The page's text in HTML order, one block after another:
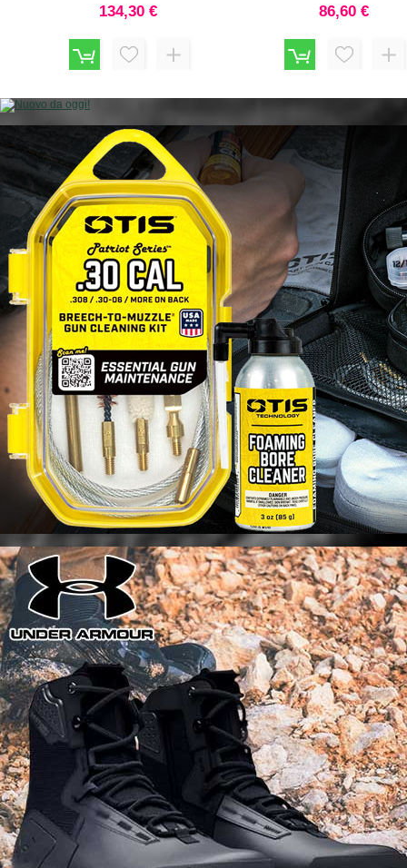
134,30 € 86,60 €